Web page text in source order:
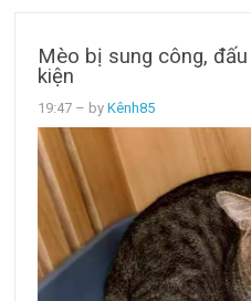
Mèo bị sung công,
kiện
19:47 – byKênh85